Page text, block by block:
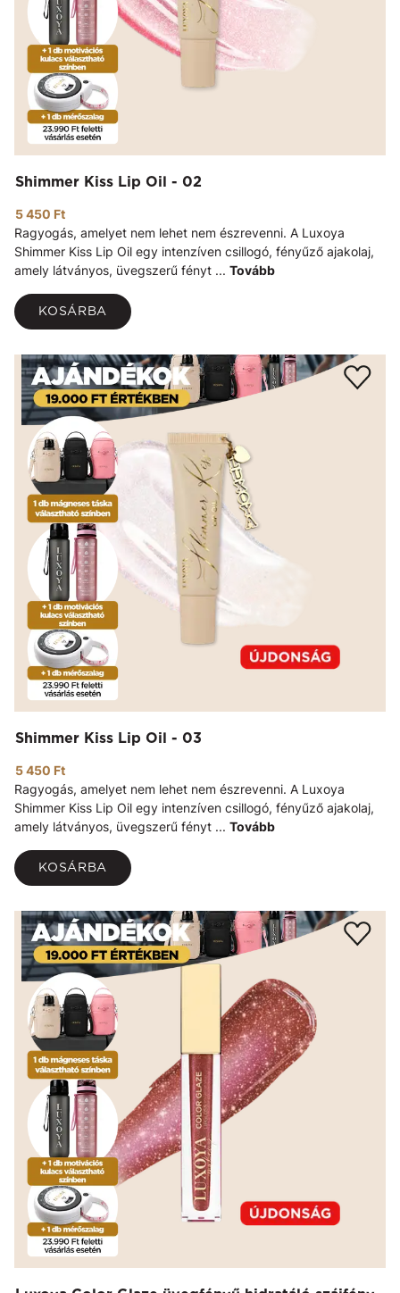
Shimmer Kiss Lip Oil - 02
5 450 Ft
Ragyogás, amelyet nem lehet nem észrevenni. A Luxoya
Shimmer Kiss Lip Oil egy intenzíven csillogó, fényűző ajakolaj,
amely látványos, üvegszerű fényt ... Tovább
KOSÁRBA
Shimmer Kiss Lip Oil - 03
5 450 Ft
Ragyogás, amelyet nem lehet nem észrevenni. A Luxoya
Shimmer Kiss Lip Oil egy intenzíven csillogó, fényűző ajakolaj,
amely látványos, üvegszerű fényt ... Tovább
KOSÁRBA